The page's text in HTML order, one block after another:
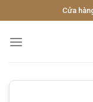
to
content
Cửa